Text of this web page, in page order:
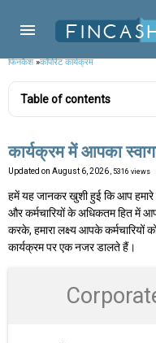
फिनकैश»कॉर्पोरेट कार्यक्रम
Table of contents
कार्यक्रम में आपका
Updated on August 6, 2026 , 5316 views
हमें यह जानकर खुशी हुई कि आप
और कर्मचारियों के अधिकतम हित में
करके, हमारा लक्ष्य आपके कर्मचारियों
कार्यक्रम पर एक नजर डालते हैं।